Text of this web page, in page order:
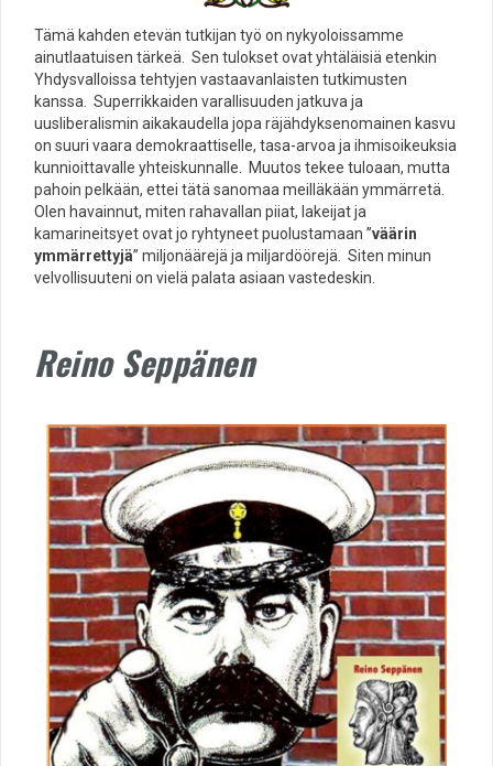
Tämä kahden etevän tutkijan työ on nykyoloissamme
ainutlaatuisen tärkeä. Sen tulokset ovat yhtäläisiä etenkin
Yhdysvalloissa tehtyjen vastaavanlaisten tutkimusten
kanssa. Superrikkaiden varallisuuden jatkuva ja
uusliberalismin aikakaudella jopa räjähdyksenomainen kasvu
on suuri vaara demokraattiselle, tasa-arvoa ja ihmisoikeuksia
kunnioittavalle yhteiskunnalle. Muutos tekee tuloaan, mutta
pahoin pelkään, ettei tätä sanomaa meilläkään ymmärretä.
Olen havainnut, miten rahavallan piiat, lakeijat ja
kamarineitsyet ovat jo ryhtyneet puolustamaan ”väärin
ymmärrettyjä” miljonäärejä ja miljardöörejä. Siten minun
velvollisuuteni on vielä palata asiaan vastedeskin.
Reino Seppänen